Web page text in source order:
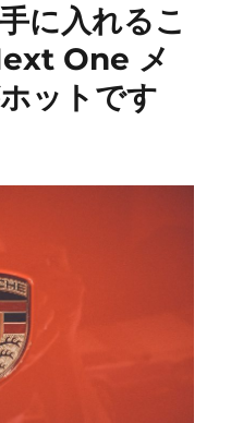
に入れるこ
One メ
ットです